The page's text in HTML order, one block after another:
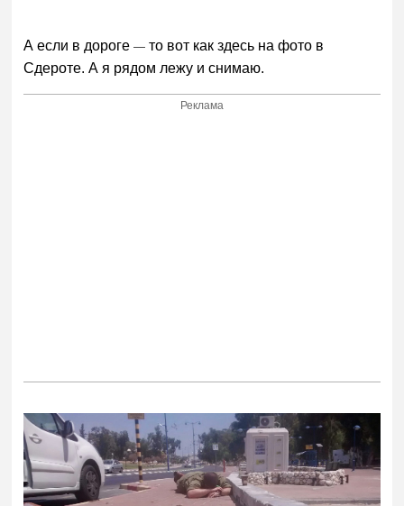
А если в дороге—то вот как здесь на фото в
Сдероте. А я рядом лежу и снимаю.
Реклама